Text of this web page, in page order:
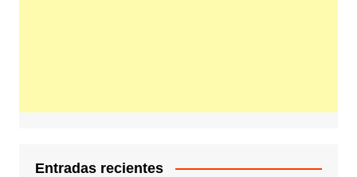
Entradas recientes